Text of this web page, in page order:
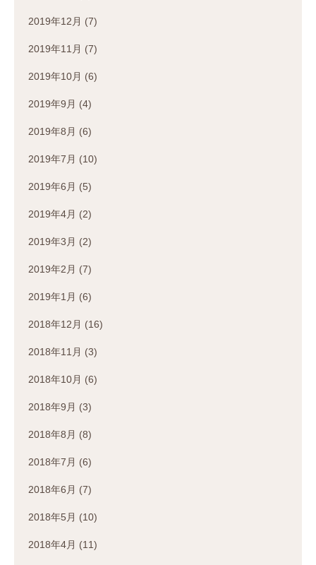
2019年12月 (7)
2019年11月 (7)
2019年10月 (6)
2019年9月 (4)
2019年8月 (6)
2019年7月 (10)
2019年6月 (5)
2019年4月 (2)
2019年3月 (2)
2019年2月 (7)
2019年1月 (6)
2018年12月 (16)
2018年11月 (3)
2018年10月 (6)
2018年9月 (3)
2018年8月 (8)
2018年7月 (6)
2018年6月 (7)
2018年5月 (10)
2018年4月 (11)